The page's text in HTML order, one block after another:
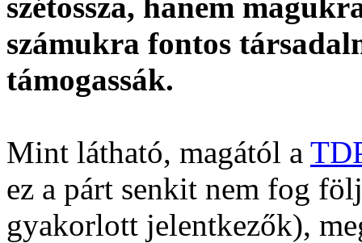
számukra fontos
támogassák.
Mint látható, magától a
ez a párt senkit nem fog
gyakorlott jelentkezők),